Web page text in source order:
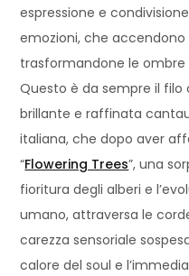
espressione e
emozioni, che accendono
trasformandone le ombre
Questo è da sempre il filo
brillante e raffinata
italiana, che dopo aver
“Flowering Trees”, una
fioritura degli alberi e
umano, attraversa le
carezza sensoriale
calore del soul e